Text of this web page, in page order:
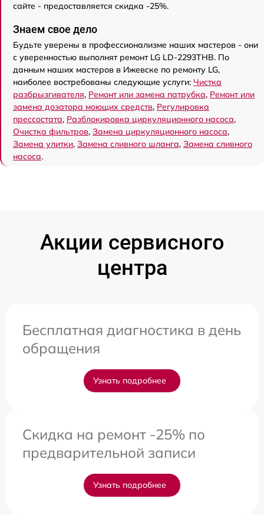
сайте - предоставляется скидка -25%.
Знаем свое дело
Будьте уверены в профессионализме наших мастеров - они
с уверенностью выполнят ремонт LG LD-2293THB. По
данным наших мастеров в Ижевске по ремонту LG,
наиболее востребованы следующие услуги: Чистка
разбрызгивателя, Ремонт или замена патрубка, Ремонт или
замена дозатора моющих средств, Регулировка
прессостата, Разблокировка циркуляционного насоса,
Очистка фильтров, Замена циркуляционного насоса,
Замена улитки, Замена сливного шланга, Замена сливного
насоса.
Акции сервисного
центра
Бесплатная диагностика в день
обращения
Узнать подробнее
Скидка на ремонт -25% по
предварительной записи
Узнать подробнее